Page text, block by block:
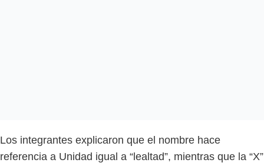
Los integrantes explicaron que el nombre hace
referencia a Unidad igual a “lealtad”, mientras que la “X”